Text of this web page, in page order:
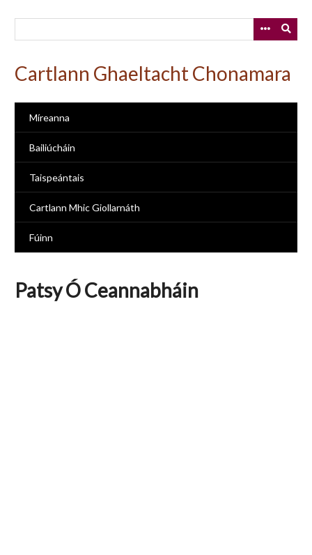
Cartlann Ghaeltacht Chonamara
Míreanna
Bailiúcháin
Taispeántais
Cartlann Mhic Giollarnáth
Fúinn
Patsy Ó Ceannabháin